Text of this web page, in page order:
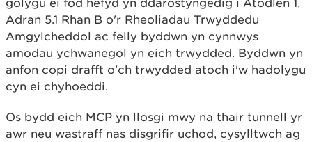
golygu ei fod hefyd yn ddarostyngedig i Atodlen 1,
Adran 5.1 Rhan B o'r Rheoliadau Trwyddedu
Amgylcheddol ac felly byddwn yn cynnwys
amodau ychwanegol yn eich trwydded. Byddwn yn
anfon copi drafft o'ch trwydded atoch i'w hadolygu
cyn ei chyhoeddi.
Os bydd eich MCP yn llosgi mwy na thair tunnell yr
awr neu wastraff nas disgrifir uchod, cysylltwch ag